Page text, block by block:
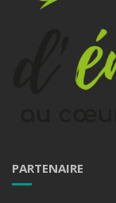
PARTENAIRE